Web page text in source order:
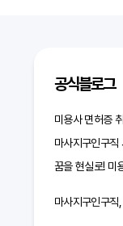
공식블로그
꿈을 현실로! 미